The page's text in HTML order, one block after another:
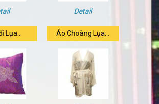
Detail
Lụa... Áo Choàng Lụa...